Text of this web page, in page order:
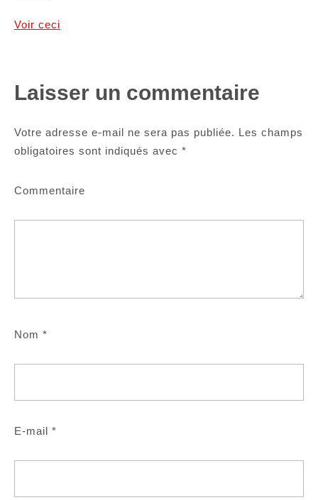
Voir ceci
Laisser un commentaire
Votre adresse e-mail ne sera pas publiée. Les champs
obligatoires sont indiqués avec *
Commentaire
Nom *
E-mail *